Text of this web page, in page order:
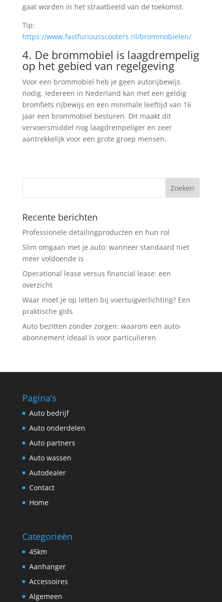
gaat worden in het straatbeeld van de toekomst.
Tip:
https://www.fastfuriousscooters.nl/brommobielen/
4. De brommobiel is laagdrempelig
op het gebied van regelgeving
Voor een brommobiel heb je geen autorijbewijs
nodig. Iedereen in Nederland kan met een geldig
bromfiets rijbewijs en een minimale leeftijd van 16
jaar een brommobiel besturen. Dit maakt dit
vervoersmiddel nog laagdrempeliger en zeer
aantrekkelijk voor een grote groep mensen.
Recente berichten
Professionele detailingproducten en hun rol
Slim omgaan met je auto: wanneer standaard niet
meer voldoende is
Operational lease versus financial lease: een
overzicht
Waar moet je op letten bij voertuigverlichting? Een
praktische gids
Auto bezitten zonder zorgen: waarom een auto-
abonnement ideaal is voor particulieren
Pagina’s
Auto bedrijf
Auto onderdelen
Auto partners
Auto wassen
Autodealer
Contact
Home
Categorieën
45km
Aanhanger
Accessoires
Algemeen